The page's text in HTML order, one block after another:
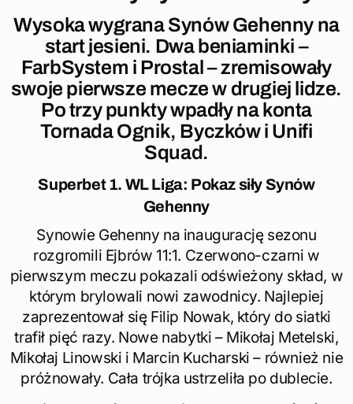
Wysoka wygrana Synów Gehenny na
start jesieni. Dwa beniaminki –
FarbSystem i Prostal – zremisowały
swoje pierwsze mecze w drugiej lidze.
Po trzy punkty wpadły na konta
Tornada Ognik, Byczków i Unifi
Squad.
Superbet 1. WL Liga: Pokaz siły Synów
Gehenny
Synowie Gehenny na inaugurację sezonu
rozgromili Ejbrów 11:1. Czerwono-czarni w
pierwszym meczu pokazali odświeżony skład, w
którym brylowali nowi zawodnicy. Najlepiej
zaprezentował się Filip Nowak, który do siatki
trafił pięć razy. Nowe nabytki – Mikołaj Metelski,
Mikołaj Linowski i Marcin Kucharski – również nie
próżnowały. Cała trójka ustrzeliła po dublecie.